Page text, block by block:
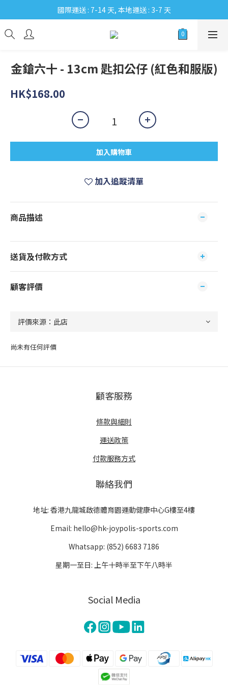
國際運送 : 7-14 天, 本地運送 : 3-7 天
金鎗六十 - 13cm 匙扣公仔 (紅色和服版)
HK$168.00
加入購物車
加入追蹤清單
商品描述
送貨及付款方式
顧客評價
尚未有任何評價
顧客服務
條款與細則
運送政策
付款服務方式
聯絡我們
地址: 香港九龍城啟德體育園運動健康中心G樓至4樓
Email: hello@hk-joypolis-sports.com
Whatsapp: (852) 6683 7186
星期一至日: 上午十時半至下午八時半
Social Media